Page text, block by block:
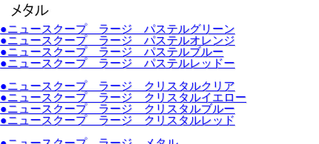
●ニュースクープ ラージ パステルグリーン
●ニュースクープ ラージ パステルオレンジ
●ニュースクープ ラージ パステルブルー
●ニュースクープ ラージ パステルレッドー
●ニュースクープ ラージ クリスタルクリア
●ニュースクープ ラージ クリスタルイエロー
●ニュースクープ ラージ クリスタルブルー
●ニュースクープ ラージ クリスタルレッド